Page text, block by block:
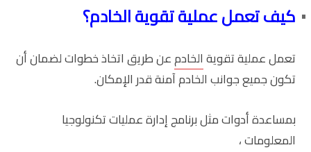
كيف تعمل عملية تقوية الخادم؟
تعمل عملية تقويةالخادمعن طريق اتخاذ خطوات لضمان أن
تكون جميع جوانب الخادم آمنة قدر الإمكان.
بمساعدة أدوات مثل برنامج إدارة عمليات تكنولوجيا
المعلومات ،